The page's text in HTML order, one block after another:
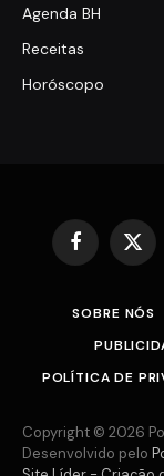
Agenda BH
Receitas
Horóscopo
Facebook
X
SOBRE NÓS
POLÍTICA DE
Copyright © 2026
Desenvolvido pelo